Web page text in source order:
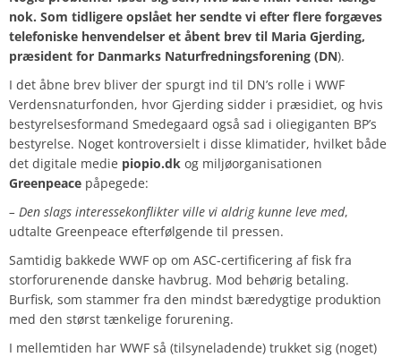
nok. Som tidligere opslået her sendte vi efter flere forgæves
telefoniske henvendelser et åbent brev til Maria Gjerding,
præsident for Danmarks Naturfredningsforening (DN).
I det åbne brev bliver der spurgt ind til DN’s rolle i WWF
Verdensnaturfonden, hvor Gjerding sidder i præsidiet, og hvis
bestyrelsesformand Smedegaard også sad i oliegiganten BP’s
bestyrelse. Noget kontroversielt i disse klimatider, hvilket både
det digitale medie piopio.dk og miljøorganisationen
Greenpeace påpegede:
– Den slags interessekonflikter ville vi aldrig kunne leve med,
udtalte Greenpeace efterfølgende til pressen.
Samtidig bakkede WWF op om ASC-certificering af fisk fra
storforurenende danske havbrug. Mod behørig betaling.
Burfisk, som stammer fra den mindst bæredygtige produktion
med den størst tænkelige forurening.
I mellemtiden har WWF så (tilsyneladende) trukket sig (noget)